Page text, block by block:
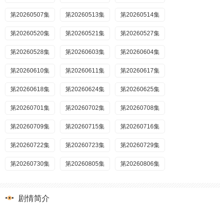
第20260507集 第20260513集 第20260514集
第20260520集 第20260521集 第20260527集
第20260528集 第20260603集 第20260604集
第20260610集 第20260611集 第20260617集
第20260618集 第20260624集 第20260625集
第20260701集 第20260702集 第20260708集
第20260709集 第20260715集 第20260716集
第20260722集 第20260723集 第20260729集
第20260730集 第20260805集 第20260806集
剧情简介